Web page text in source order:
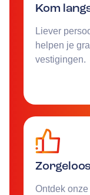
Kom
Liever
helpen je
vestigingen.
Ontdek